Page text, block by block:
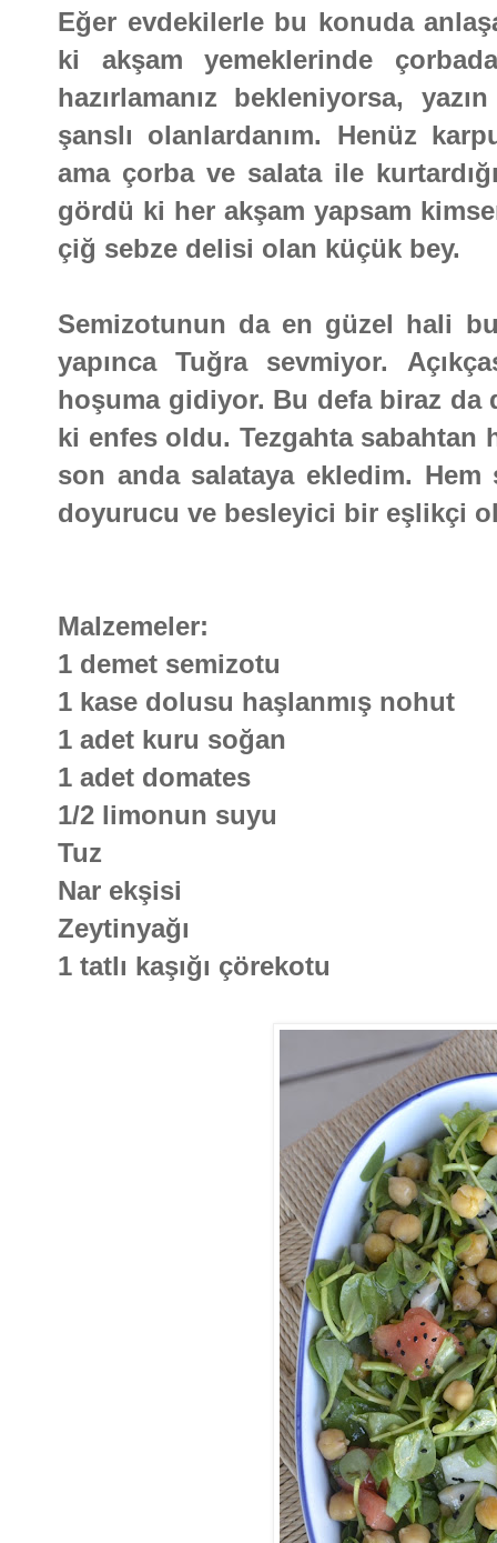
Eğer evdekilerle bu konuda
ki akşam yemeklerinde
hazırlamanız bekleniyorsa,
şanslı olanlardanım. Henüz
ama çorba ve salata ile
gördü ki her akşam yapsam
çiğ sebze delisi olan küçük bey.
Semizotunun da en güzel hali
yapınca Tuğra sevmiyor.
hoşuma gidiyor. Bu defa biraz
ki enfes oldu. Tezgahta sabahtan
son anda salataya ekledim.
doyurucu ve besleyici bir eşlikçi
Malzemeler:
1 demet semizotu
1 kase dolusu haşlanmış nohut
1 adet kuru soğan
1 adet domates
1/2 limonun suyu
Tuz
Nar ekşisi
Zeytinyağı
1 tatlı kaşığı çörekotu